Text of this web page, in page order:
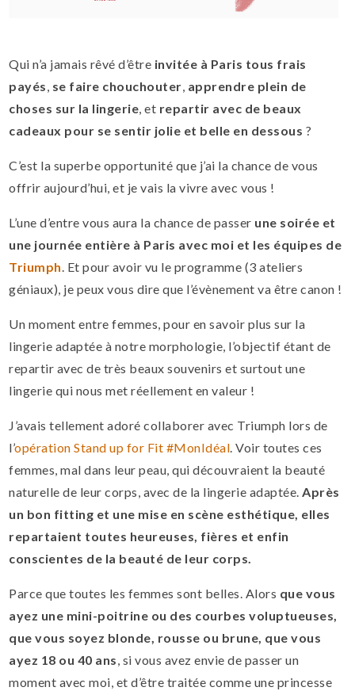
Qui n’a jamais rêvé d’être invitée à Paris tous frais
payés, se faire chouchouter, apprendre plein de
choses sur la lingerie, et repartir avec de beaux
cadeaux pour se sentir jolie et belle en dessous ?
C’est la superbe opportunité que j’ai la chance de vous
offrir aujourd’hui, et je vais la vivre avec vous !
L’une d’entre vous aura la chance de passer une soirée et
une journée entière à Paris avec moi et les équipes de
Triumph. Et pour avoir vu le programme (3 ateliers
géniaux), je peux vous dire que l’évènement va être canon !
Un moment entre femmes, pour en savoir plus sur la
lingerie adaptée à notre morphologie, l’objectif étant de
repartir avec de très beaux souvenirs et surtout une
lingerie qui nous met réellement en valeur !
J’avais tellement adoré collaborer avec Triumph lors de
l’opération Stand up for Fit #MonIdéal. Voir toutes ces
femmes, mal dans leur peau, qui découvraient la beauté
naturelle de leur corps, avec de la lingerie adaptée.Après
un bon fitting et une mise en scène esthétique, elles
repartaient toutes heureuses, fières et enfin
conscientes de la beauté de leur corps.
Parce que toutes les femmes sont belles. Alors que vous
ayez une mini-poitrine ou des courbes voluptueuses,
que vous soyez blonde, rousse ou brune, que vous
ayez 18 ou 40 ans, si vous avez envie de passer un
moment avec moi, et d’être traitée comme une princesse